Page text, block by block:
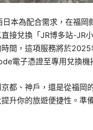
本為配合需求，在福
接兌換「JR博多站-JR
間，這項服務將於
電子憑證至專用兌換機
都、神戶，還是從福岡
升你的旅遊便捷性。